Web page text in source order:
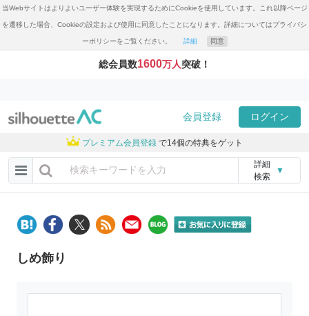
当Webサイトはよりよいユーザー体験を実現するためにCookieを使用しています。これ以降ページ
を遷移した場合、Cookieの設定および使用に同意したことになります。詳細についてはプライバシ
ーポリシーをご覧ください。 詳細 同意
総会員数1600万人突破！
会員登録 ログイン
プレミアム会員登録 で14個の特典をゲット
詳細
検索
▼
しめ飾り